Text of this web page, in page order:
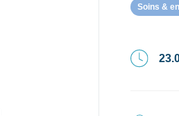
Soins &